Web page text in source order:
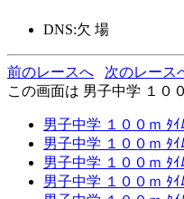
DNS:欠 場
前のレースへ 次のレース
この画面は 男子中学 １０
男子中学 １００ｍ ﾀｲ
男子中学 １００ｍ ﾀｲ
男子中学 １００ｍ ﾀｲ
男子中学 １００ｍ ﾀｲ